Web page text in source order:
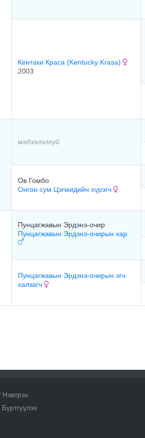
Кентаки Краса (Kentucky Krasa)
2003
мэдээлэлгүй
Ов Гомбо
Онгон сум Цэгмидийн хүрэгч
Пунцагжавын Эрдэнэ-очир
Пунцагжавын Эрдэнэ-очирын хар
Пунцагжавын Эрдэнэ-очирын эгч
халзагч
Нэвтрэх
Бүртгүүлэх